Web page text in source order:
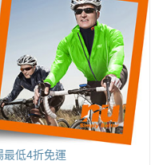
最低4折免運